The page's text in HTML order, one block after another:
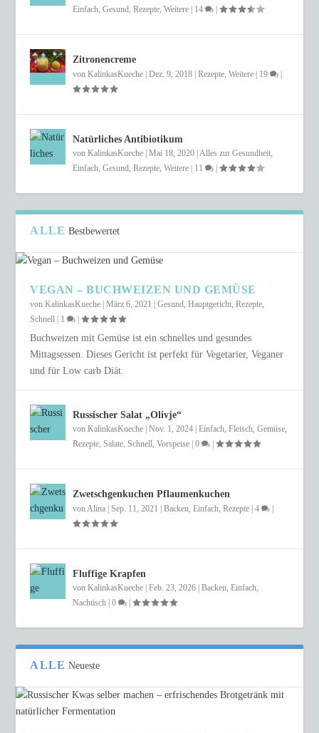
Einfach,Gesund,Rezepte,Weitere 14 |
Zitronencreme
vonKalinkasKueche |Dez. 9, 2018 |Rezepte,Weitere 19
Natürliches Antibiotikum
vonKalinkasKueche |Mai 18, 2020 |Alles zur Gesundheit,
Einfach,Gesund,Rezepte,Weitere 11 |
ALLE Bestbewertet
VEGAN – BUCHWEIZEN UND GEMÜSE
vonKalinkasKueche |März 6, 2021 |Gesund,Hauptgericht,Rezepte,
Schnell
1 |
Buchweizen mit Gemüse ist ein schnelles und gesundes
Mittagsessen. Dieses Gericht ist perfekt für Vegetarier, Veganer
und für Low carb Diät.
Russischer Salat „Olivje“
vonKalinkasKueche |Nov. 1, 2024 |Einfach,Fleisch,Gemüse,
Rezepte,Salate,Schnell,Vorspeise |0 |
Zwetschgenkuchen Pflaumenkuchen
vonAlina |Sep. 11, 2021 |Backen,Einfach,Rezepte |4
Fluffige Krapfen
vonKalinkasKueche |Feb. 23, 2026 |Backen,Einfach,
Nachtisch |0 |
ALLE Neueste